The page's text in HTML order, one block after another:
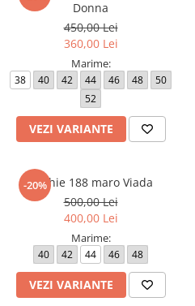
Donna
450,00 Lei
360,00 Lei
Marime:
38 40 42 44 46 48
50
52
VEZI VARIANTE
-20%
Rochie 188 maro Viada
500,00 Lei
400,00 Lei
Marime:
40 42 44 46 48
VEZI VARIANTE